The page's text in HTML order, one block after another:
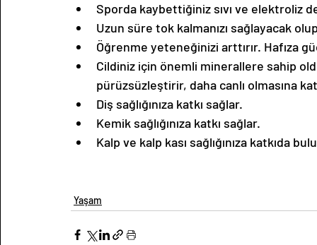
Sporda kaybettiğiniz sıvı ve elektroliz
Uzun süre tok kalmanızı sağlayacak
Öğrenme yeteneğinizi arttırır. Hafıza
Cildiniz için önemli minerallere sahip
pürüzsüzleştirir, daha canlı olmasına
Diş sağlığınıza katkı sağlar.
Kemik sağlığınıza katkı sağlar.
Kalp ve kalp kası sağlığınıza katkıda
Yaşam